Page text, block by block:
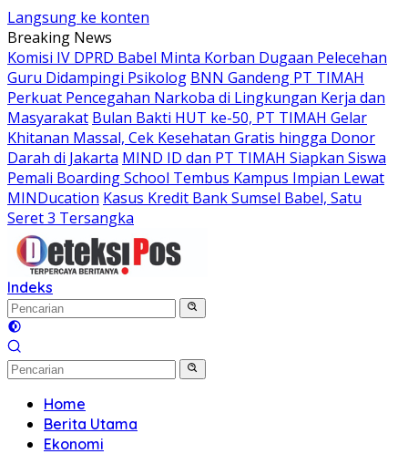
Langsung ke konten
Breaking News
Komisi IV DPRD Babel Minta Korban Dugaan Pelecehan
Guru Didampingi Psikolog BNN Gandeng PT TIMAH
Perkuat Pencegahan Narkoba di Lingkungan Kerja dan
Masyarakat Bulan Bakti HUT ke-50, PT TIMAH Gelar
Khitanan Massal, Cek Kesehatan Gratis hingga Donor
Darah di Jakarta MIND ID dan PT TIMAH Siapkan Siswa
Pemali Boarding School Tembus Kampus Impian Lewat
MINDucation Kasus Kredit Bank Sumsel Babel, Satu
Seret 3 Tersangka
Indeks
Home
Berita Utama
Ekonomi